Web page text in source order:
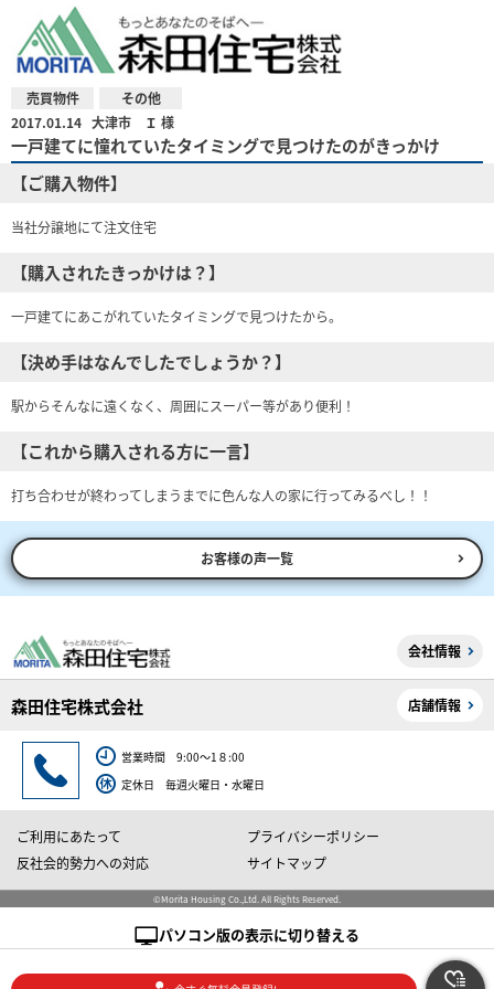
売買物件
その他
2017.01.14 大津市 Ｉ 様
一戸建てに憧れていたタイミングで見つけたのがきっかけ
【ご購入物件】
当社分譲地にて注文住宅
【購入されたきっかけは？】
一戸建てにあこがれていたタイミングで見つけたから。
【決め手はなんでしたでしょうか？】
駅からそんなに遠くなく、周囲にスーパー等があり便利！
【これから購入される方に一言】
打ち合わせが終わってしまうまでに色んな人の家に行ってみるべし！！
お客様の声一覧
会社情報
森田住宅株式会社 店舗情報
営業時間 9:00～1８:00
定休日 毎週火曜日・水曜日
ご利用にあたって
プライバシーポリシー
反社会的勢力への対応
サイトマップ
©Morita Housing Co.,Ltd. All Rights Reserved.
パソコン版の表示に切り替える